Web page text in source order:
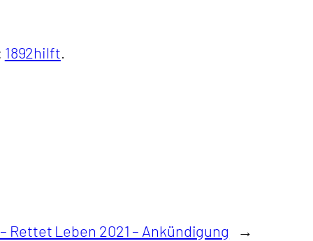
1892hilft
Rettet Leben 2021 – Ankündigung →